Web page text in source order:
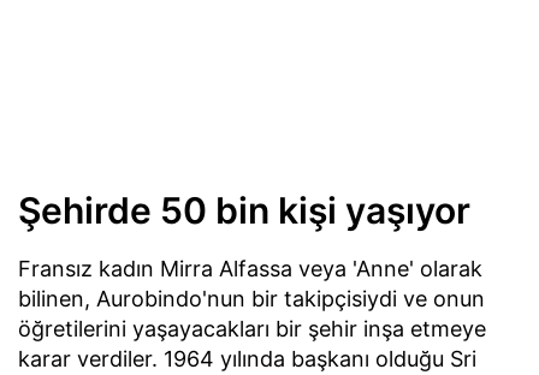
Şehirde 50 bin kişi yaşıyor
Fransız kadın Mirra Alfassa veya 'Anne' olarak
bilinen, Aurobindo'nun bir takipçisiydi ve onun
öğretilerini yaşayacakları bir şehir inşa etmeye
karar verdiler. 1964 yılında başkanı olduğu Sri